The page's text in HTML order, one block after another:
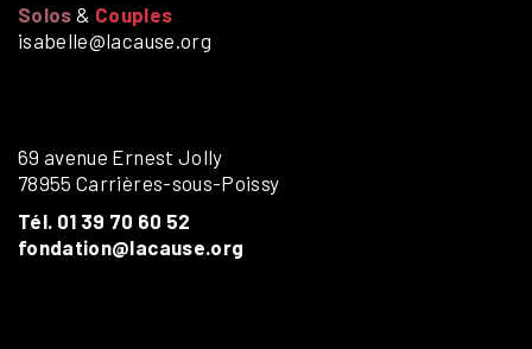
Solos & Couples
isabelle@lacause.org
69 avenue Ernest Jolly
78955 Carrières-sous-Poissy
Tél. 01 39 70 60 52
fondation@lacause.org